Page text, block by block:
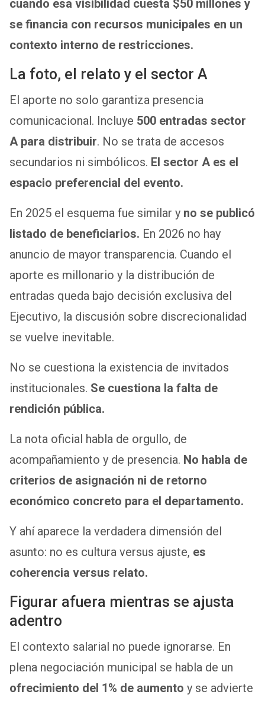
cuando esa visibilidad cuesta $50 millones y
se financia con recursos municipales en un
contexto interno de restricciones.
La foto, el relato y el sector A
El aporte no solo garantiza presencia
comunicacional. Incluye 500 entradas sector
A para distribuir. No se trata de accesos
secundarios ni simbólicos. El sector A es el
espacio preferencial del evento.
En 2025 el esquema fue similar y no se publicó
listado de beneficiarios. En 2026 no hay
anuncio de mayor transparencia. Cuando el
aporte es millonario y la distribución de
entradas queda bajo decisión exclusiva del
Ejecutivo, la discusión sobre discrecionalidad
se vuelve inevitable.
No se cuestiona la existencia de invitados
institucionales. Se cuestiona la falta de
rendición pública.
La nota oficial habla de orgullo, de
acompañamiento y de presencia. No habla de
criterios de asignación ni de retorno
económico concreto para el departamento.
Y ahí aparece la verdadera dimensión del
asunto: no es cultura versus ajuste, es
coherencia versus relato.
Figurar afuera mientras se ajusta
adentro
El contexto salarial no puede ignorarse. En
plena negociación municipal se habla de un
ofrecimiento del 1% de aumento y se advierte